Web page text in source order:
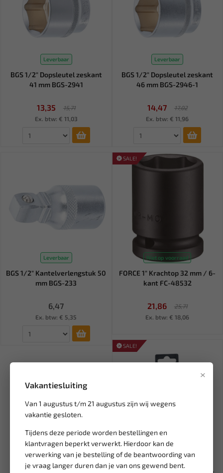
×
Vakantiesluiting
Van 1 augustus t/m 21 augustus zijn wij wegens
vakantie gesloten.
Tijdens deze periode worden bestellingen en
klantvragen beperkt verwerkt. Hierdoor kan de
verwerking van je bestelling of de beantwoording van
je vraag langer duren dan je van ons gewend bent.
Leverbaar
BGS 1/2" Dopsleutel zeskant
41 mm BGS-2941
13,35
15,71
Ex. btw: € 11,03
Leverbaar
BGS 1/2" Dopsleutel zeskant
46 mm BGS-2946-1
14,47
17,02
Ex. btw: € 11,96
Leverbaar
BGS 1/2" Kantelverlengstuk 50
mm BGS-233
6,47
Ex. btw: € 5,35
SALE!
Niet op voorraad
FORCE 1" Krachtop 32 mm / 6-
kant FC-48532
21,86
25,71
Ex. btw: € 18,06
SALE!
Leverbaar
BGS 1/2" Dwarse draagarm-
kogelkop dop 44 mm voor T...